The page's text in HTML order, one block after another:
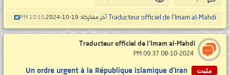
Traducteur officiel de l'Imam al-Mahdi آخر مشاركة: 19-10-2024, 10:10 PM
Traducteur officiel de l'Imam al-Mahdi
مثبت Un ordre urgent à la République islamique d’Iran